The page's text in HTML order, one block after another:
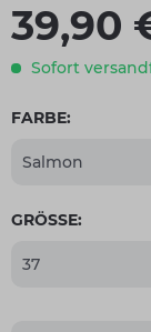
39,90
Sofort
FARBE:
GRÖSSE: